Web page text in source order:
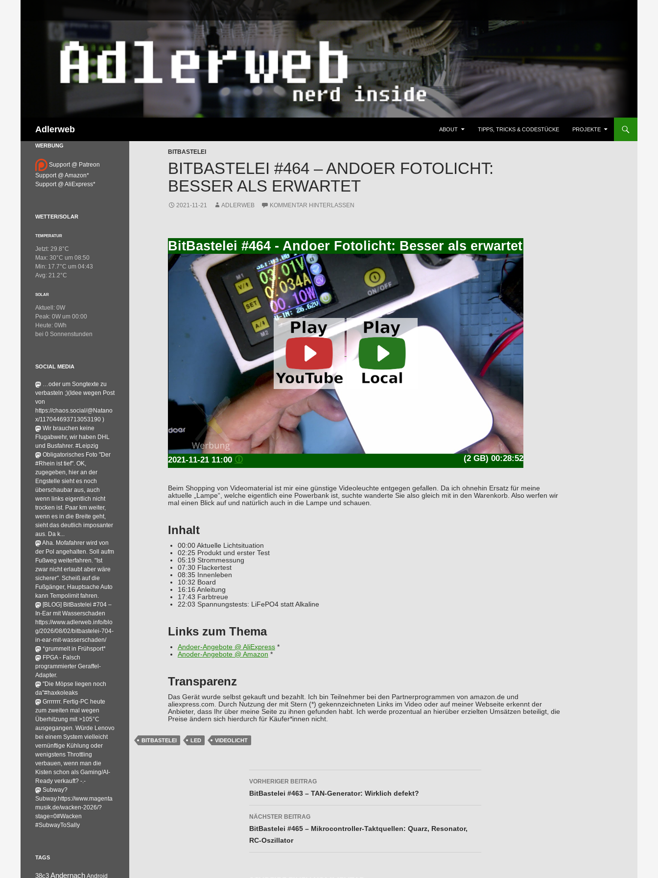
Adlerweb
ABOUT
TIPPS, TRICKS & CODESTÜCKE PROJEKTE
BITBASTELEI
BITBASTELEI #464 – ANDOER FOTOLICHT:
BESSER ALS ERWARTET
2021-11-21 ADLERWEB KOMMENTAR HINTERLASSEN
BitBastelei #464 - Andoer Fotolicht: Besser als erwartet
(2 GB) 00:28:52
2021-11-21 11:00 🛈
Beim Shopping von Videomaterial ist mir eine günstige Videoleuchte entgegen gefallen. Da ich ohnehin Ersatz für meine
aktuelle „Lampe“, welche eigentlich eine Powerbank ist, suchte wanderte Sie also gleich mit in den Warenkorb. Also werfen wir
mal einen Blick auf und natürlich auch in die Lampe und schauen.
Inhalt
00:00 Aktuelle Lichtsituation
02:25 Produkt und erster Test
05:19 Strommessung
07:30 Flackertest
08:35 Innenleben
10:32 Board
16:16 Anleitung
17:43 Farbtreue
22:03 Spannungstests: LiFePO4 statt Alkaline
Links zum Thema
Andoer-Angebote @ AliExpress*
Anoder-Angebote @ Amazon *
Transparenz
Das Gerät wurde selbst gekauft und bezahlt. Ich bin Teilnehmer bei den Partnerprogrammen von amazon.de und
aliexpress.com. Durch Nutzung der mit Stern (*) gekennzeichneten Links im Video oder auf meiner Webseite erkennt der
Anbieter, dass Ihr über meine Seite zu ihnen gefunden habt. Ich werde prozentual an hierüber erzielten Umsätzen beteiligt, die
Preise ändern sich hierdurch für Käufer*innen nicht.
BITBASTELEI LED VIDEOLICHT
Beitragsnavigation
VORHERIGER BEITRAG
BitBastelei #463 – TAN-Generator: Wirklich defekt?
NÄCHSTER BEITRAG
BitBastelei #465 – Mikrocontroller-Taktquellen: Quarz, Resonator,
RC-Oszillator
WERBUNG
Support @ Patreon
Support @ Amazon*
Support @ AliExpress*
WETTER/SOLAR
TEMPERATUR
Jetzt: 29.8°C
Max: 30°C um 08:50
Min: 17.7°C um 04:43
Avg: 21.2°C
SOLAR
Aktuell: 0W
Peak: 0W um 00:00
Heute: 0Wh
bei 0 Sonnenstunden
SOCIAL MEDIA
…oder um Songtexte zu
verbasteln ;)(Idee wegen Post
von
https://chaos.social/@Natano
x/117044693713053190 )
Wir brauchen keine
Flugabwehr, wir haben DHL
und Busfahrer. #Leipzig
Obligatorisches Foto "Der
#Rhein ist tief". OK,
zugegeben, hier an der
Engstelle sieht es noch
überschaubar aus, auch
wenn links eigentlich nicht
trocken ist. Paar km weiter,
wenn es in die Breite geht,
sieht das deutlich imposanter
aus. Da k...
Aha. Mofafahrer wird von
der Pol angehalten. Soll aufm
Fußweg weiterfahren. "Ist
zwar nicht erlaubt aber wäre
sicherer". Scheiß auf die
Fußgänger, Hauptsache Auto
kann Tempolimit fahren.
[BLOG] BitBastelei #704 –
In-Ear mit Wasserschaden
https://www.adlerweb.info/blo
g/2026/08/02/bitbastelei-704-
in-ear-mit-wasserschaden/
*grummelt in Frühsport*
FPGA - Falsch
programmierter Geraffel-
Adapter.
"Die Möpse liegen noch
da"#haxkoleaks
Grrrrrrr. Fertig-PC heute
zum zweiten mal wegen
Überhitzung mit >105°C
ausgegangen. Würde Lenovo
bei einem System vielleicht
vernünftige Kühlung oder
wenigstens Throttling
verbauen, wenn man die
Kisten schon als Gaming/AI-
Ready verkauft? -.-
Subway?
Subway.https://www.magenta
musik.de/wacken-2026/?
stage=0#Wacken
#SubwayToSally
TAGS
38c3 Andernach Android